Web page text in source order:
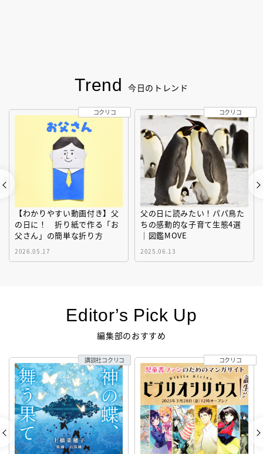
Trend 今日のトレンド
【わかりやすい動画付き】父
の日に！ 折り紙で作る「お
父さん」の簡単な折り方
2026.05.17
コクリコ
父の日に読みたい！パパ鳥た
ちの感動的な子育て生態4選
｜図鑑MOVE
2025.06.13
コクリコ
Editor’s Pick Up
編集部のおすすめ
講談社コクリコ コクリコ